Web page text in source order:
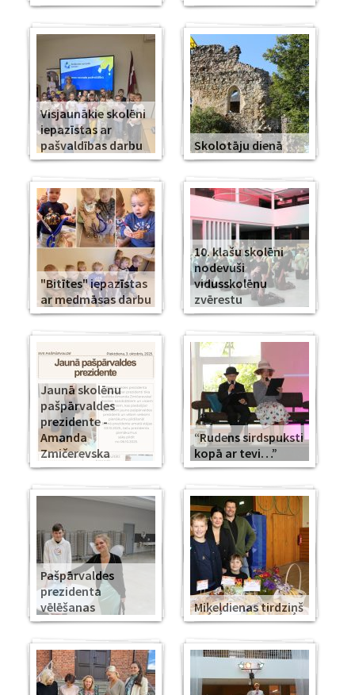
Visjaunākie skolēni
iepazīstas ar
pašvaldības darbu
Skolotāju dienā
"Bitītes" iepazīstas
ar medmāsas darbu
10. klašu skolēni
nodevuši
vidusskolēnu
zvērestu
Jaunā skolēnu
pašpārvaldes
prezidente -
Amanda
Zmičerevska
“Rudens sirdspuksti
kopā ar tevi…”
Pašpārvaldes
prezidenta
vēlēšanas
Miķeļdienas tirdziņš